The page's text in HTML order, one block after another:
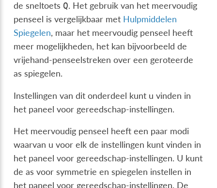
de sneltoets Q. Het gebruik van het meervoudig
penseel is vergelijkbaar met Hulpmiddelen
Spiegelen, maar het meervoudig penseel heeft
meer mogelijkheden, het kan bijvoorbeeld de
vrijehand-penseelstreken over een geroteerde
as spiegelen.
Instellingen van dit onderdeel kunt u vinden in
het paneel voor gereedschap-instellingen.
Het meervoudig penseel heeft een paar modi
waarvan u voor elk de instellingen kunt vinden in
het paneel voor gereedschap-instellingen. U kunt
de as voor symmetrie en spiegelen instellen in
het paneel voor gereedschap-instellingen. De